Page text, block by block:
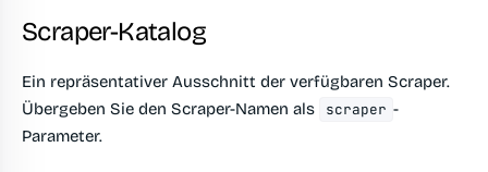
Scraper-Katalog
Ein repräsentativer Ausschnitt der verfügbaren Scraper.
Übergeben Sie den Scraper-Namen als
scraper -
Parameter.